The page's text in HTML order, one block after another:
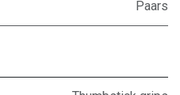
Paars